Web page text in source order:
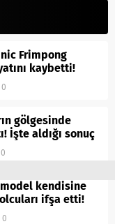
Frimpong
kaybetti!
0
gölgesinde
İşte aldığı sonuç
0
kendisine
ifşa etti!
0